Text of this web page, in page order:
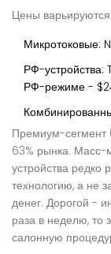
Цены варьируются:
Микротоковые:
РФ-
РФ-режиме -
Премиум-сегмент
63% рынка.
устройства редко
технологию, а не
денег. Дорогой -
раза в неделю, то
салонную